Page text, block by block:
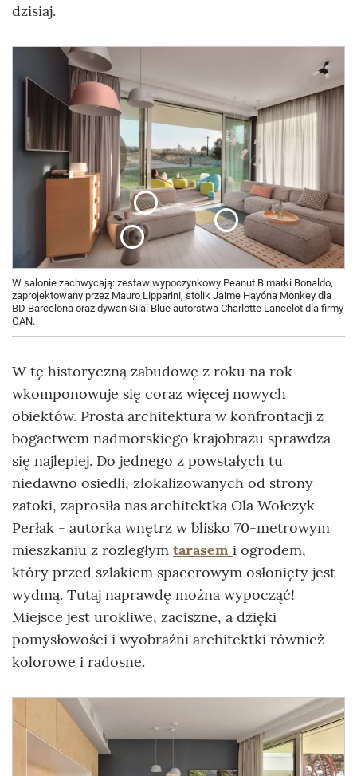
dzisiaj.
W salonie zachwycają: zestaw wypoczynkowy Peanut B marki Bonaldo,
zaprojektowany przez Mauro Lipparini, stolik Jaime Hayóna Monkey dla
BD Barcelona oraz dywan Silaï Blue autorstwa Charlotte Lancelot dla firmy
GAN.
W tę historyczną zabudowę z roku na rok
wkomponowuje się coraz więcej nowych
obiektów. Prosta architektura w konfrontacji z
bogactwem nadmorskiego krajobrazu sprawdza
się najlepiej. Do jednego z powstałych tu
niedawno osiedli, zlokalizowanych od strony
zatoki, zaprosiła nas architektka Ola Wołczyk-
Perłak - autorka wnętrz w blisko 70-metrowym
mieszkaniu z rozległym tarasem i ogrodem,
który przed szlakiem spacerowym osłonięty jest
wydmą. Tutaj naprawdę można wypocząć!
Miejsce jest urokliwe, zaciszne, a dzięki
pomysłowości i wyobraźni architektki również
kolorowe i radosne.